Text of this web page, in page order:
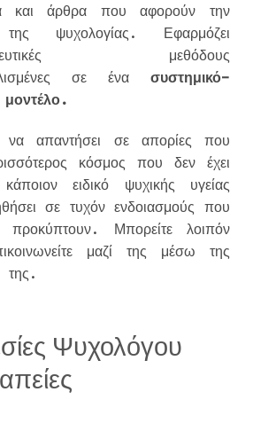
και άρθρα που αφορούν την
της ψυχολογίας. Εφαρμόζει
μεθόδους
σε ένα συστημικό-
μοντέλο.
να απαντήσει σε απορίες που
κόσμος που δεν έχει
κάποιον ειδικό ψυχικής υγείας
σε τυχόν ενδοιασμούς που
προκύπτουν. Μπορείτε λοιπόν
μαζί της μέσω της
της.
Ψυχολόγου